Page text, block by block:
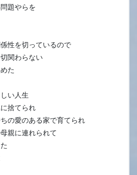
題やらを
性を切っているので
関わらない
た
い人生
捨てられ
の愛のある家で育てられ
親に連れられて